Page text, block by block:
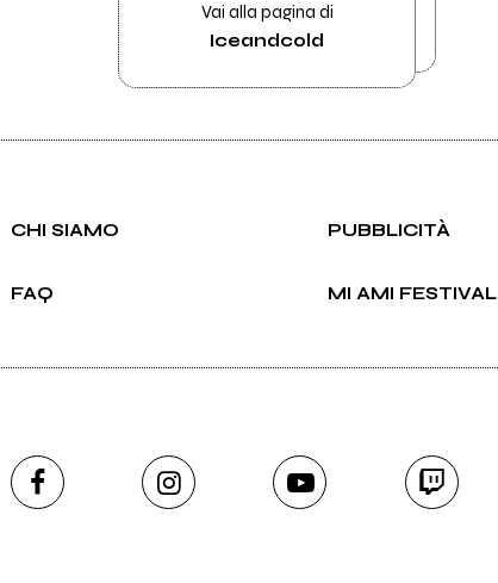
Vai alla pagina di
Iceandcold
CHI SIAMO PUBBLICITÀ
FAQ MI AMI FESTIVAL